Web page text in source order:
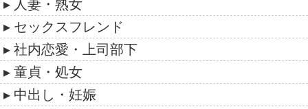
人妻・熟女
セックスフレンド
社内恋愛・上司部下
童貞・処女
中出し・妊娠